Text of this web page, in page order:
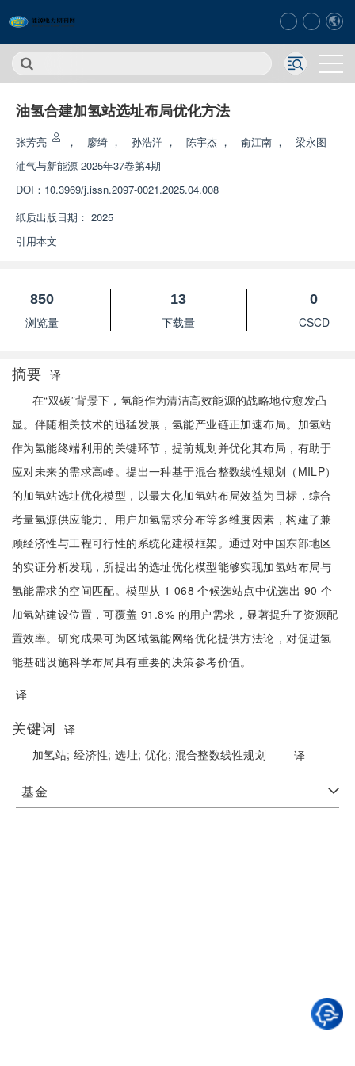
油氢合建加氢站选址布局优化方法
张芳亮 ， 廖绮 ， 孙浩洋 ， 陈宇杰 ， 俞江南 ，
梁永图
油气与新能源 2025年37卷第4期
DOI： 10.3969/j.issn.2097-0021.2025.04.008
纸质出版日期： 2025
引用本文
850
浏览量
13
下载量
0
CSCD
摘要 译
在“双碳”背景下，氢能作为清洁高效能源的战略地位愈发凸
显。伴随相关技术的迅猛发展，氢能产业链正加速布局。加氢站
作为氢能终端利用的关键环节，提前规划并优化其布局，有助于
应对未来的需求高峰。提出一种基于混合整数线性规划（MILP）
的加氢站选址优化模型，以最大化加氢站布局效益为目标，综合
考量氢源供应能力、用户加氢需求分布等多维度因素，构建了兼
顾经济性与工程可行性的系统化建模框架。通过对中国东部地区
的实证分析发现，所提出的选址优化模型能够实现加氢站布局与
氢能需求的空间匹配。模型从 1 068 个候选站点中优选出 90 个
加氢站建设位置，可覆盖 91.8% 的用户需求，显著提升了资源配
置效率。研究成果可为区域氢能网络优化提供方法论，对促进氢
能基础设施科学布局具有重要的决策参考价值。
译
关键词
译
加氢站;经济性;选址; 优化; 混合整数线性规划 译
基金